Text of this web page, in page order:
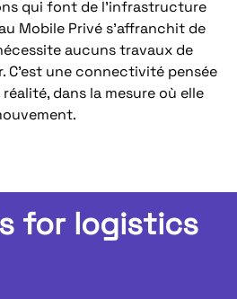
qui font de l’infrastructure
Mobile Privé s’affranchit de
aucuns travaux de
C’est une connectivité pensée
dans la mesure où elle
for logistics